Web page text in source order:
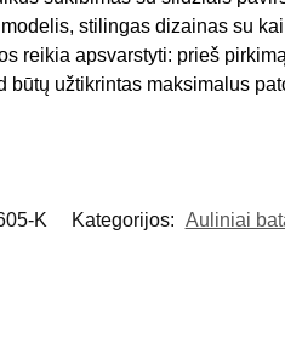
stilingas dizainas su
reikia apsvarstyti: prieš
būtų užtikrintas maksimalus
K Kategorijos: Auliniai